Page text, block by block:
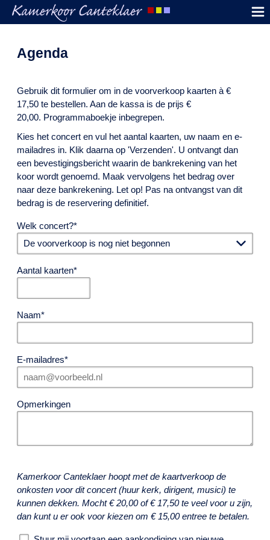
Agenda
Gebruik dit formulier om in de voorverkoop kaarten à €
17,50 te bestellen. Aan de kassa is de prijs €
20,00. Programmaboekje inbegrepen.
Kies het concert en vul het aantal kaarten, uw naam en e-
mailadres in. Klik daarna op 'Verzenden'. U ontvangt dan
een bevestigingsbericht waarin de bankrekening van het
koor wordt genoemd. Maak vervolgens het bedrag over
naar deze bankrekening. Let op! Pas na ontvangst van dit
bedrag is de reservering definitief.
Welk concert?
Aantal kaarten
Naam
E-mailadres
Opmerkingen
Kamerkoor Canteklaer hoopt met de kaartverkoop de
onkosten voor dit concert (huur kerk, dirigent, musici) te
kunnen dekken. Mocht € 20,00 of € 17,50 te veel voor u zijn,
dan kunt u er ook voor kiezen om € 15,00 entree te betalen.